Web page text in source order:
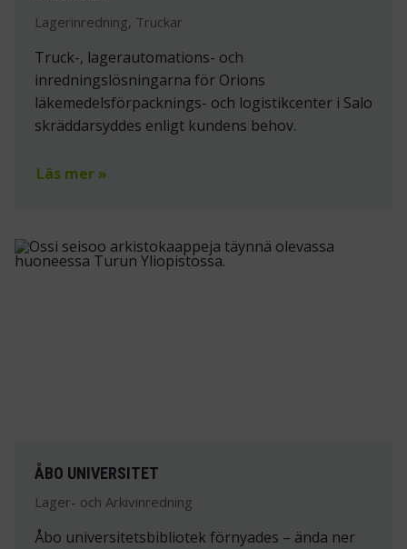
Lagerinredning, Truckar
Truck-, lagerautomations- och
inredningslösningarna för Orions
läkemedelsförpacknings- och logistikcenter i Salo
skräddarsyddes enligt kundens behov.
Läs mer »
ÅBO UNIVERSITET
Lager- och Arkivinredning
Åbo universitetsbibliotek förnyades – ända ner